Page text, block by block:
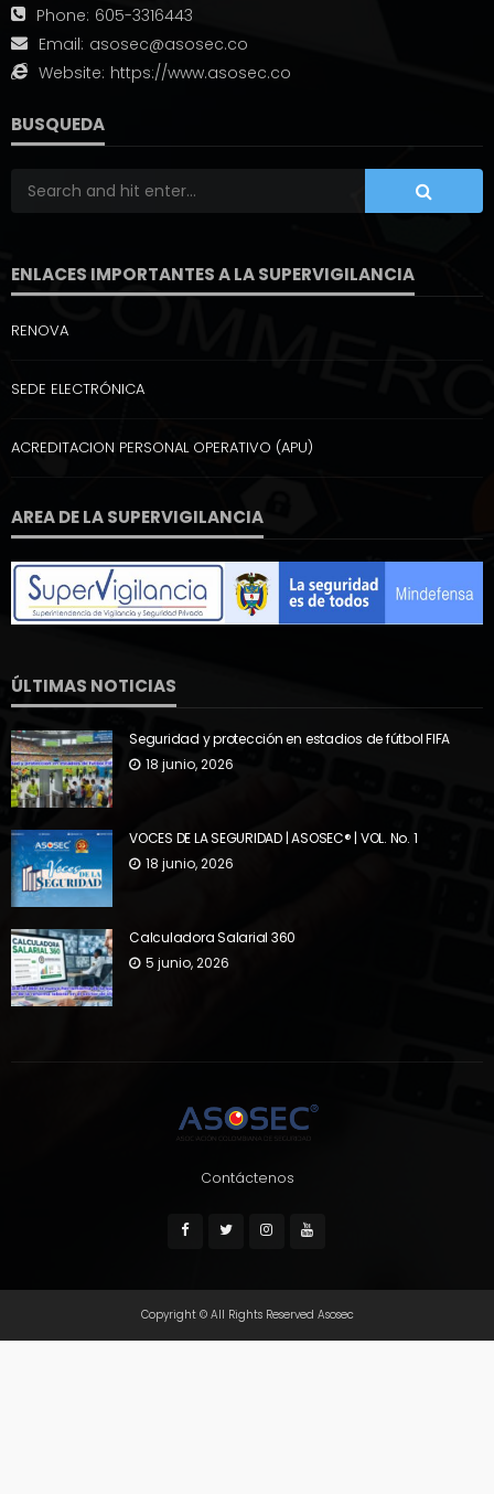
Phone: 605-3316443
Email: asosec@asosec.co
Website: https://www.asosec.co
BUSQUEDA
ENLACES IMPORTANTES A LA SUPERVIGILANCIA
RENOVA
SEDE ELECTRÓNICA
ACREDITACION PERSONAL OPERATIVO (APU)
AREA DE LA SUPERVIGILANCIA
ÚLTIMAS NOTICIAS
Seguridad y protección en estadios de fútbol FIFA
18 junio, 2026
VOCES DE LA SEGURIDAD | ASOSEC® | VOL. No. 1
18 junio, 2026
Calculadora Salarial 360
5 junio, 2026
Contáctenos
Copyright © All Rights Reserved Asosec